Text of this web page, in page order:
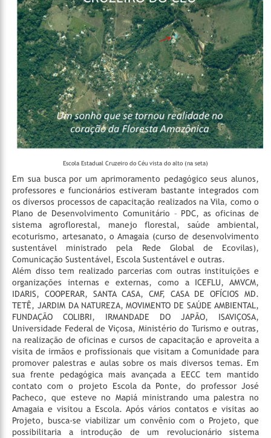
Escola Estadual Cruzeiro do Céu vista do alto (na seta)
Em sua busca por um aprimoramento pedagógico seus alunos,
professores e funcionários estiveram bastante integrados com
os diversos processos de capacitação realizados na Vila, como o
Plano de Desenvolvimento Comunitário – PDC, as oficinas de
sistema agroflorestal, manejo florestal, saúde ambiental,
ecoturismo, artesanato, o Amagaia (curso de desenvolvimento
sustentável ministrado pela Rede Global de Ecovilas),
Comunicação Sustentável, Escola Sustentável e outras.
Além disso tem realizado parcerias com outras instituições e
organizações internas e externas, como a ICEFLU, AMVCM,
IDARIS, COOPERAR, SANTA CASA, CMF, CASA DE OFÍCIOS MD.
TETÊ, JARDIM DA NATUREZA, MOVIMENTO DE SAÚDE AMBIENTAL,
FUNDAÇÃO COLIBRI, IRMANDADE DO JAPÃO, ISAVIÇOSA,
Universidade Federal de Viçosa, Ministério do Turismo e outras,
na realização de oficinas e cursos de capacitação e aproveita a
visita de irmãos e profissionais que visitam a Comunidade para
promover palestras e aulas sobre os mais diversos temas. Em
sua frente pedagógica mais avançada a EECC tem mantido
contato com o projeto Escola da Ponte, do professor José
Pacheco, que esteve no Mapiá ministrando uma palestra no
Amagaia e visitou a Escola. Após vários contatos e visitas ao
Projeto, busca-se viabilizar um convênio com o Projeto, que
possibilitaria a introdução de um revolucionário sistema